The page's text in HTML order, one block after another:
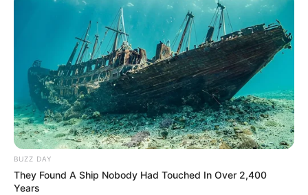
BUZZ DAY
They Found A Ship Nobody Had Touched In Over 2,400
Years